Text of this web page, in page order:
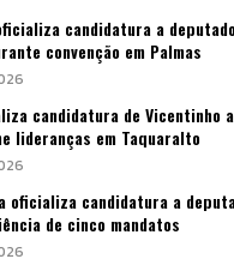
candidatura a
convenção em Palmas
candidatura de Vicentinho
lideranças em Taquaralto
oficializa candidatura a
de cinco mandatos